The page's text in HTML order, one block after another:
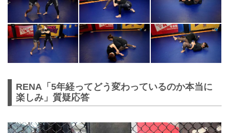
RENA「5年経ってどう変わっているのか本当に
楽しみ」質疑応答